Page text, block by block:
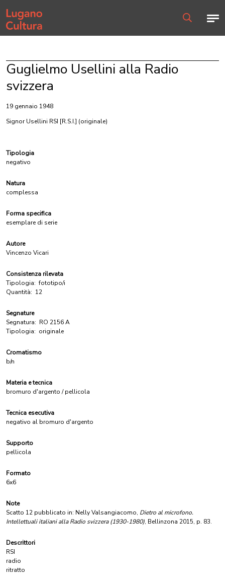
Home page
Guglielmo Usellini alla Radio
svizzera
19 gennaio 1948
Signor Usellini RSI [R.S.I.] (originale)
Tipologia
negativo
Natura
complessa
Forma specifica
esemplare di serie
Autore
Vincenzo Vicari
Consistenza rilevata
Tipologia: fototipo/i
Quantità: 12
Segnature
Segnatura: RO 2156 A
Tipologia: originale
Cromatismo
b/n
Materia e tecnica
bromuro d'argento / pellicola
Tecnica esecutiva
negativo al bromuro d'argento
Supporto
pellicola
Formato
6x6
Note
Scatto 12 pubblicato in: Nelly Valsangiacomo, Dietro al microfono.
Intellettuali italiani alla Radio svizzera (1930-1980), Bellinzona 2015, p. 83.
Descrittori
RSI
radio
ritratto